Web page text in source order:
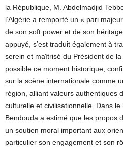
la République, M. Abdelmadjid
l’Algérie a remporté un « pari
de son soft power et de son
appuyé, s’est traduit également à
serein et maîtrisé du Président de
possible ce moment historique,
sur la scène internationale comme
région, alliant valeurs authentiques
culturelle et civilisationnelle. Dans
Bendouda a estimé que les propos
un soutien moral important aux
particulier son engagement et son